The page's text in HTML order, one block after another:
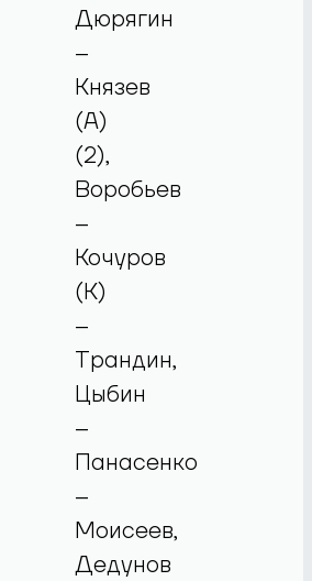
Дюрягин
–
Князев
(А)
(2),
Воробьев
–
Кочуров
(К)
–
Трандин,
Цыбин
–
Панасенко
–
Моисеев,
Дедунов